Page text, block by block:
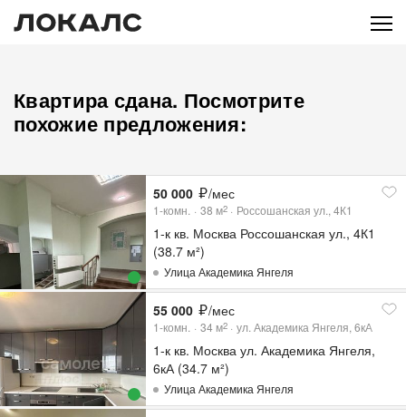
Квартира сдана. Посмотрите
похожие предложения:
50 000 /мес
1-комн. 38 м2 Россошанская ул., 4К1
1-к кв. Москва Россошанская ул., 4К1
(38.7 м²)
Улица Академика Янгеля
55 000 /мес
1-комн. 34 м2 ул. Академика Янгеля, 6кА
1-к кв. Москва ул. Академика Янгеля,
6кА (34.7 м²)
Улица Академика Янгеля